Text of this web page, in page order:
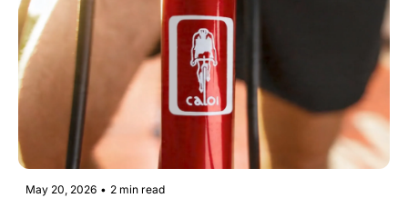
May 20, 2026 • 2 min read